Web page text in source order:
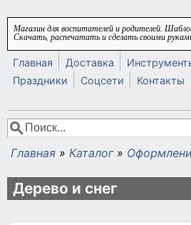
Перейти к основному
Магазин для воспитателей и родителей.
Скачать, распечатать и сделать своими
Главная Доставка
Праздники
Соцсети
Контакты
Форма поиска
Поиск
Вы здесь
Главная » Каталог »
Дерево и снег